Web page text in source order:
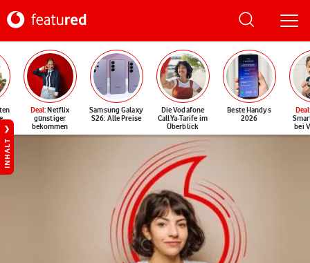
Deal: Netflix
günstiger
bekommen
Samsung Galaxy
S26: Alle Preise
Die Vodafone
CallYa-Tarife im
Überblick
Beste Handys
2026
Deal
bei
INHALT